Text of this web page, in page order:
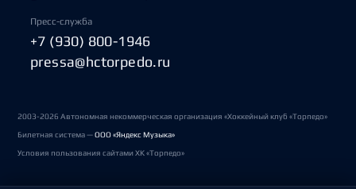
Пресс-служба
+7 (930) 800-1946
pressa@hctorpedo.ru
2003-2026 Автономная некоммерческая организация «Хоккейный клуб «Торпедо»
Билетная система —ООО «Яндекс Музыка»
Условия пользования сайтами ХК «Торпедо»